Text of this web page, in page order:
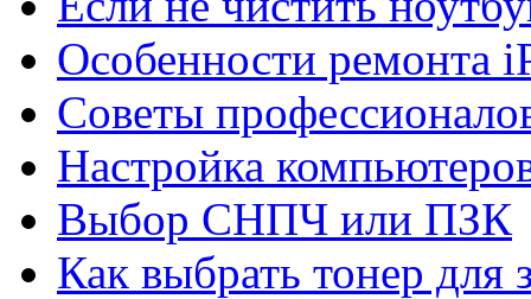
Особенности ремонта
Советы
Настройка
Выбор СНПЧ или ПЗК
Как выбрать тонер для